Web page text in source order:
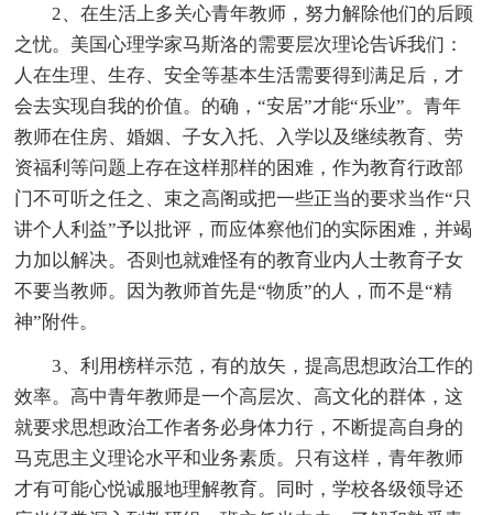
2、在生活上多关心青年教师，努力解除他们的后顾
之忧。美国心理学家马斯洛的需要层次理论告诉我们：
人在生理、生存、安全等基本生活需要得到满足后，才
会去实现自我的价值。的确，“安居”才能“乐业”。青年
教师在住房、婚姻、子女入托、入学以及继续教育、劳
资福利等问题上存在这样那样的困难，作为教育行政部
门不可听之任之、束之高阁或把一些正当的要求当作“只
讲个人利益”予以批评，而应体察他们的实际困难，并竭
力加以解决。否则也就难怪有的教育业内人士教育子女
不要当教师。因为教师首先是“物质”的人，而不是“精
神”附件。
3、利用榜样示范，有的放矢，提高思想政治工作的
效率。高中青年教师是一个高层次、高文化的群体，这
就要求思想政治工作者务必身体力行，不断提高自身的
马克思主义理论水平和业务素质。只有这样，青年教师
才有可能心悦诚服地理解教育。同时，学校各级领导还